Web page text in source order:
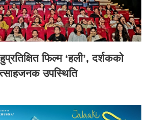
फिल्म ‘हली’, दर्शकको
उपस्थिति